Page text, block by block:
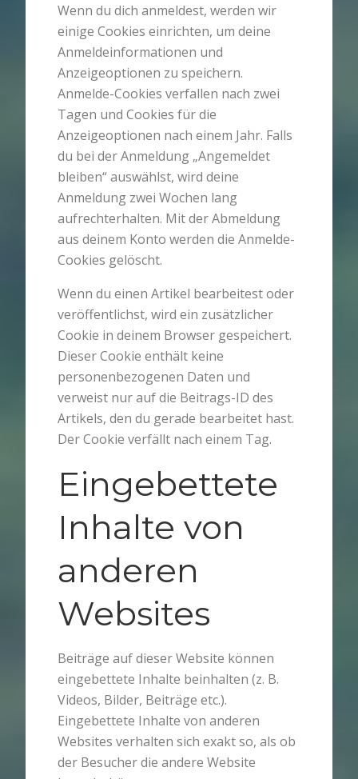
Wenn du dich anmeldest, werden wir
einige Cookies einrichten, um deine
Anmeldeinformationen und
Anzeigeoptionen zu speichern.
Anmelde-Cookies verfallen nach zwei
Tagen und Cookies für die
Anzeigeoptionen nach einem Jahr. Falls
du bei der Anmeldung „Angemeldet
bleiben“ auswählst, wird deine
Anmeldung zwei Wochen lang
aufrechterhalten. Mit der Abmeldung
aus deinem Konto werden die Anmelde-
Cookies gelöscht.
Wenn du einen Artikel bearbeitest oder
veröffentlichst, wird ein zusätzlicher
Cookie in deinem Browser gespeichert.
Dieser Cookie enthält keine
personenbezogenen Daten und
verweist nur auf die Beitrags-ID des
Artikels, den du gerade bearbeitet hast.
Der Cookie verfällt nach einem Tag.
Eingebettete
Inhalte von
anderen
Websites
Beiträge auf dieser Website können
eingebettete Inhalte beinhalten (z. B.
Videos, Bilder, Beiträge etc.).
Eingebettete Inhalte von anderen
Websites verhalten sich exakt so, als ob
der Besucher die andere Website